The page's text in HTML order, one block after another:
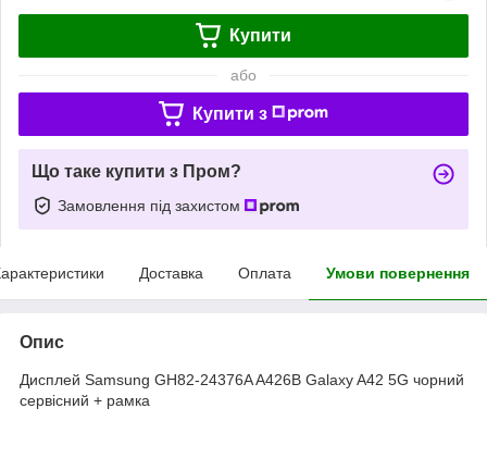
Купити
або
Купити з
Що таке купити з Пром?
Замовлення під захистом
Доставка Оплата Умови повернення
Опис
Дисплей Samsung GH82-24376A A426B Galaxy A42 5G чорний
сервісний + рамка